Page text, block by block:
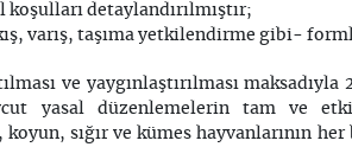
detaylandırılmıştır;
varış, taşıma yetkilendirme gibi-
ve yaygınlaştırılması maksadıyla
yasal düzenlemelerin tam ve
koyun, sığır ve kümes hayvanlarının